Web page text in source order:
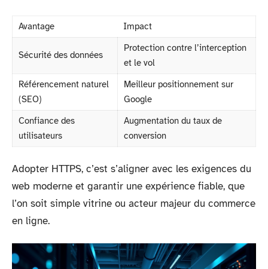
Avantage Impact
Sécurité des données
Protection contre l’interception
et le vol
Référencement naturel
(SEO)
Meilleur positionnement sur
Google
Confiance des
utilisateurs
Augmentation du taux de
conversion
Adopter HTTPS, c’est s’aligner avec les exigences du
web moderne et garantir une expérience fiable, que
l’on soit simple vitrine ou acteur majeur du commerce
en ligne.